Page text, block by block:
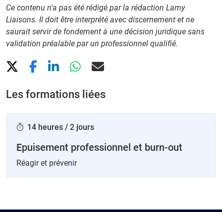
Ce contenu n'a pas été rédigé par la rédaction Lamy
Liaisons. Il doit être interprété avec discernement et ne
saurait servir de fondement à une décision juridique sans
validation préalable par un professionnel qualifié.
Les formations liées
14 heures / 2 jours
Epuisement professionnel et burn-out
Réagir et prévenir